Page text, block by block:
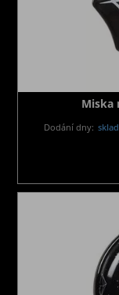
Miska
Dodání dny: